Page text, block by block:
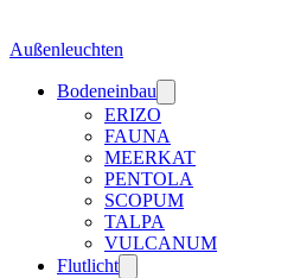
Außenleuchten
Bodeneinbau
ERIZO
FAUNA
MEERKAT
PENTOLA
SCOPUM
TALPA
VULCANUM
Flutlicht